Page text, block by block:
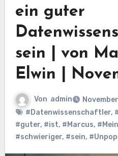
ein guter
sein | von
Elwin |
Von admin
#Datenwissenschaftler,
#guter, #ist, #Marcus,
#schwieriger, #sein,